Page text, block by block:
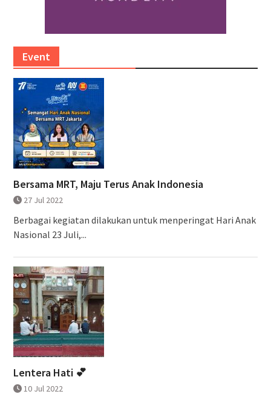
Event
Bersama MRT, Maju Terus Anak Indonesia
27 Jul 2022
Berbagai kegiatan dilakukan untuk menperingat Hari Anak
Nasional 23 Juli,...
Lentera Hati 💕
10 Jul 2022